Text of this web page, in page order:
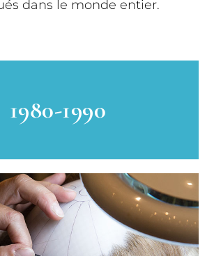
dans le monde entier.
1980-1990